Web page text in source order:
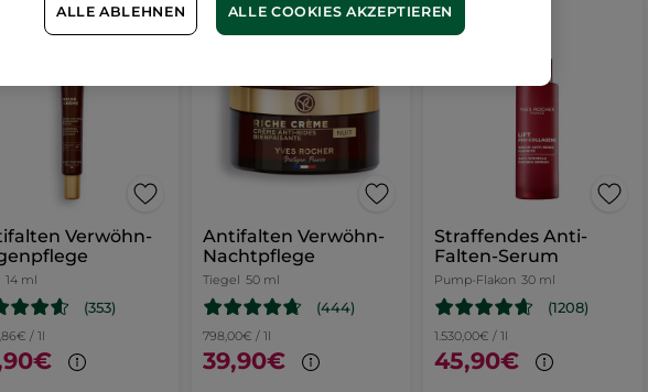
Verwöhn-
14 ml
(353)
/ 1l
BESTSELLER
Antifalten Verwöhn-
Nachtpflege
Tiegel 50 ml
(444)
798,00€ / 1l
39,90€
BESTSELLER
Straffendes Anti-
Falten-Serum
Pump-Flakon 30 ml
(1208)
1.530,00€ / 1l
45,90€
ALLE ABLEHNEN ALLE COOKIES AKZEPTIEREN